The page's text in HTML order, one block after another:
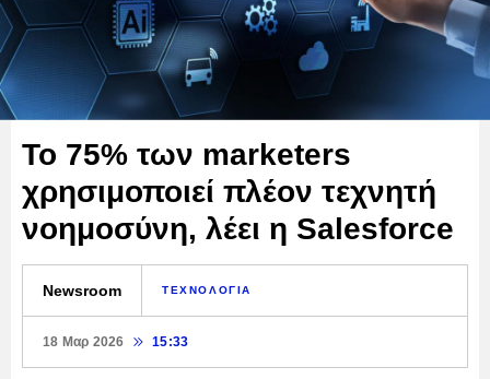
Το 75% των marketers
χρησιμοποιεί πλέον τεχνητή
νοημοσύνη, λέει η Salesforce
Newsroom ΤΕΧΝΟΛΟΓΙΑ
18 Μαρ 2026 15:33